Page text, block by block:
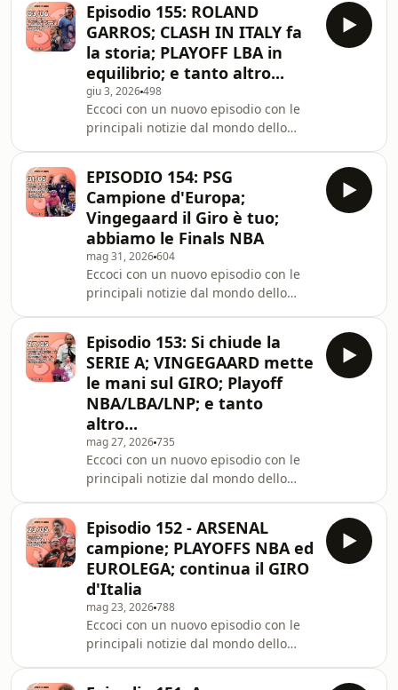
https://go.nordvpn.net/aff_c?
su Instagram:
https://www.instagram.com/sportinbarba/Link
donazioni: https://ko-
fi.com/sportinbarba Telegram
https://t.me/sportinbarba/5
Episodio 155: ROLAND
GARROS; CLASH IN ITALY fa
la storia; PLAYOFF LBA in
equilibrio; e tanto altro...
giu 3, 2026498
Eccoci con un nuovo episodio con le
principali notizie dal mondo dello
https://go.nordvpn.net/aff_c?
su Instagram:
https://www.instagram.com/sportinbarba/Link
donazioni: https://ko-
fi.com/sportinbarba Telegram
https://t.me/sportinbarba/5
EPISODIO 154: PSG
Campione d'Europa;
Vingegaard il Giro è tuo;
abbiamo le Finals NBA
mag 31, 2026604
Eccoci con un nuovo episodio con le
principali notizie dal mondo dello
https://go.nordvpn.net/aff_c?
su Instagram:
https://www.instagram.com/sportinbarba/Link
donazioni: https://ko-
fi.com/sportinbarba Telegram
https://t.me/sportinbarba/5
Episodio 153: Si chiude la
SERIE A; VINGEGAARD mette
le mani sul GIRO; Playoff
NBA/LBA/LNP; e tanto
altro...
mag 27, 2026735
Eccoci con un nuovo episodio con le
principali notizie dal mondo dello
https://go.nordvpn.net/aff_c?
su Instagram:
https://www.instagram.com/sportinbarba/Link
donazioni: https://ko-
fi.com/sportinbarba Telegram
https://t.me/sportinbarba/5
Episodio 152 - ARSENAL
campione; PLAYOFFS NBA ed
EUROLEGA; continua il GIRO
d'Italia
mag 23, 2026788
Eccoci con un nuovo episodio con le
principali notizie dal mondo dello